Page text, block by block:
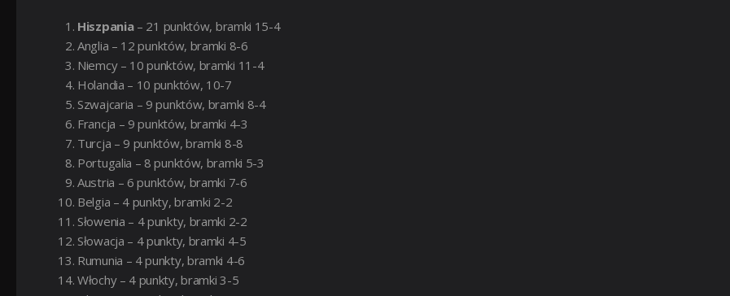
Hiszpania– 21 punktów, bramki 15-4
Anglia – 12 punktów, bramki 8-6
Niemcy – 10 punktów, bramki 11-4
Holandia – 10 punktów, 10-7
Szwajcaria – 9 punktów, bramki 8-4
Francja – 9 punktów, bramki 4-3
Turcja – 9 punktów, bramki 8-8
Portugalia – 8 punktów, bramki 5-3
Austria – 6 punktów, bramki 7-6
Belgia – 4 punkty, bramki 2-2
Słowenia – 4 punkty, bramki 2-2
Słowacja – 4 punkty, bramki 4-5
Rumunia – 4 punkty, bramki 4-6
Włochy – 4 punkty, bramki 3-5